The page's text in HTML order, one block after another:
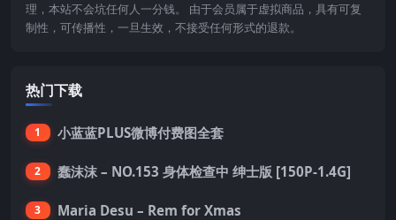
理，本站不会坑任何人一分钱。 由于会员属于虚拟商品，具有可复
制性，可传播性，一旦生效，不接受任何形式的退款。
热门下载
1 小蓝蓝PLUS微博付费图全套
2 蠢沫沫 – NO.153 身体检查中 绅士版 [150P-1.4G]
3 Maria Desu – Rem for Xmas